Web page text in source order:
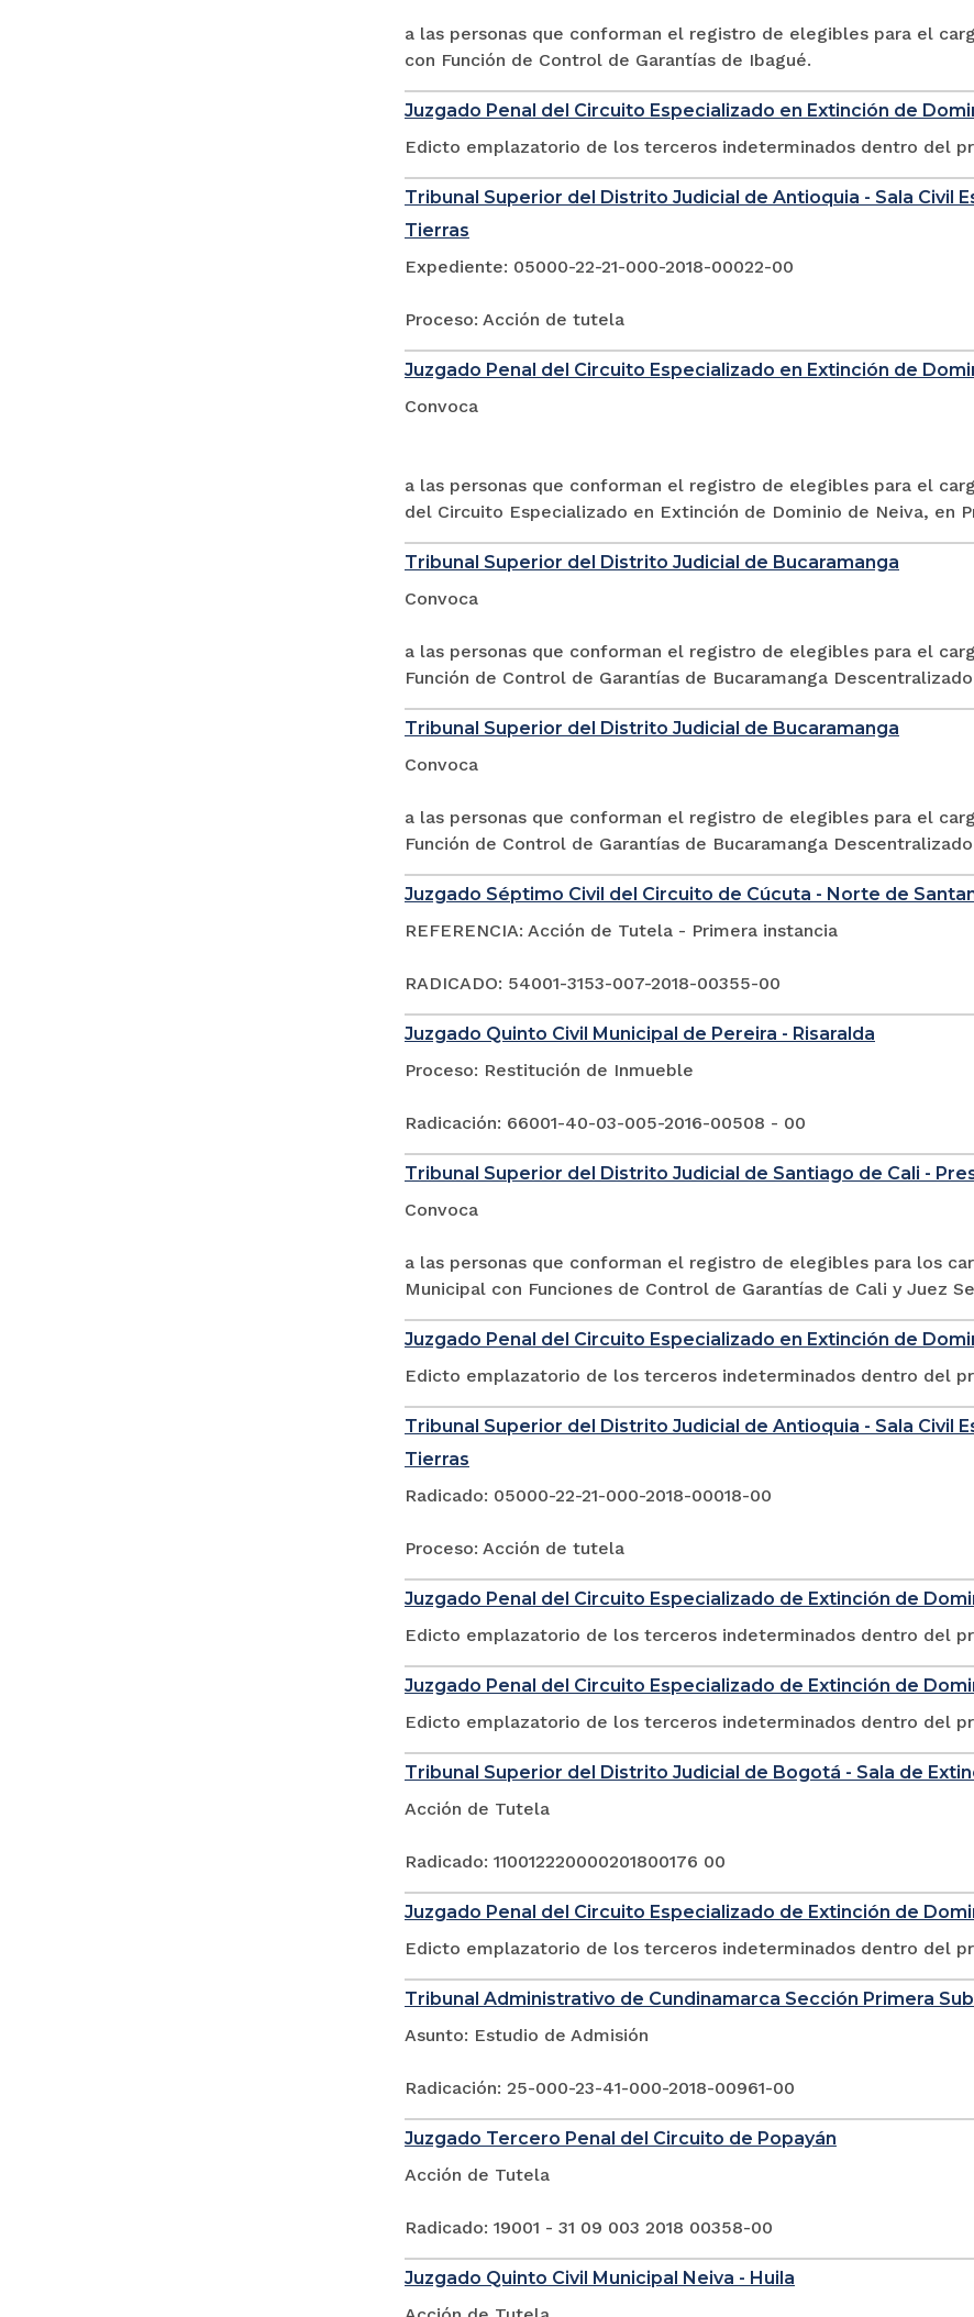
a las personas que conforman el registro de elegibles para el
con Función de Control de Garantías de Ibagué.
Juzgado Penal del Circuito Especializado en Extinción de
Edicto emplazatorio de los terceros indeterminados dentro del
Tribunal Superior del Distrito Judicial de Antioquia - Sala Civil
Tierras
Expediente: 05000-22-21-000-2018-00022-00
Proceso: Acción de tutela
Juzgado Penal del Circuito Especializado en Extinción de
Convoca
a las personas que conforman el registro de elegibles para el
del Circuito Especializado en Extinción de Dominio de Neiva, en
Tribunal Superior del Distrito Judicial de Bucaramanga
Convoca
a las personas que conforman el registro de elegibles para el
Función de Control de Garantías de Bucaramanga
Tribunal Superior del Distrito Judicial de Bucaramanga
Convoca
a las personas que conforman el registro de elegibles para el
Función de Control de Garantías de Bucaramanga
Juzgado Séptimo Civil del Circuito de Cúcuta - Norte de
REFERENCIA: Acción de Tutela - Primera instancia
RADICADO: 54001-3153-007-2018-00355-00
Juzgado Quinto Civil Municipal de Pereira - Risaralda
Proceso: Restitución de Inmueble
Radicación: 66001-40-03-005-2016-00508 - 00
Tribunal Superior del Distrito Judicial de Santiago de Cali -
Convoca
a las personas que conforman el registro de elegibles para los
Municipal con Funciones de Control de Garantías de Cali y Juez
Juzgado Penal del Circuito Especializado en Extinción de
Edicto emplazatorio de los terceros indeterminados dentro del
Tribunal Superior del Distrito Judicial de Antioquia - Sala Civil
Tierras
Radicado: 05000-22-21-000-2018-00018-00
Proceso: Acción de tutela
Juzgado Penal del Circuito Especializado de Extinción de
Edicto emplazatorio de los terceros indeterminados dentro del
Juzgado Penal del Circuito Especializado de Extinción de
Edicto emplazatorio de los terceros indeterminados dentro del
Tribunal Superior del Distrito Judicial de Bogotá - Sala de
Acción de Tutela
Radicado: 110012220000201800176 00
Juzgado Penal del Circuito Especializado de Extinción de
Edicto emplazatorio de los terceros indeterminados dentro del
Tribunal Administrativo de Cundinamarca Sección Primera
Asunto: Estudio de Admisión
Radicación: 25-000-23-41-000-2018-00961-00
Juzgado Tercero Penal del Circuito de Popayán
Acción de Tutela
Radicado: 19001 - 31 09 003 2018 00358-00
Juzgado Quinto Civil Municipal Neiva - Huila